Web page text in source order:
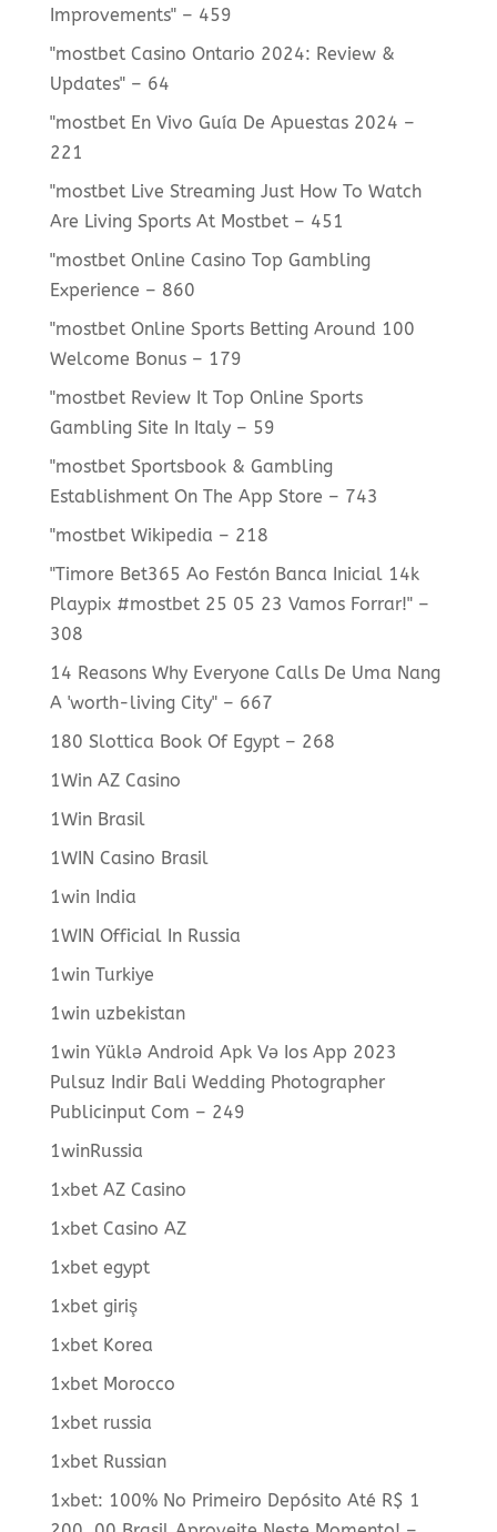
Improvements" – 459
"mostbet Casino Ontario 2024: Review &
Updates" – 64
"mostbet En Vivo Guía De Apuestas 2024 –
221
"mostbet Live Streaming Just How To Watch
Are Living Sports At Mostbet – 451
"mostbet Online Casino Top Gambling
Experience – 860
"mostbet Online Sports Betting Around 100
Welcome Bonus – 179
"mostbet Review It Top Online Sports
Gambling Site In Italy – 59
"‎mostbet Sportsbook & Gambling
Establishment On The App Store – 743
"mostbet Wikipedia – 218
"Timore Bet365 Ao Festón Banca Inicial 14k
Playpix #mostbet 25 05 23 Vamos Forrar!" –
308
14 Reasons Why Everyone Calls De Uma Nang
A 'worth-living City" – 667
180 Slottica Book Of Egypt – 268
1Win AZ Casino
1Win Brasil
1WIN Casino Brasil
1win India
1WIN Official In Russia
1win Turkiye
1win uzbekistan
1win Yüklə Android Apk Və Ios App 2023
Pulsuz Indir Bali Wedding Photographer
Publicinput Com – 249
1winRussia
1xbet AZ Casino
1xbet Casino AZ
1xbet egypt
1xbet giriş
1xbet Korea
1xbet Morocco
1xbet russia
1xbet Russian
1xbet: 100% No Primeiro Depósito Até R$ 1